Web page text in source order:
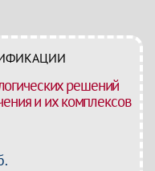
решений
и их комплексов